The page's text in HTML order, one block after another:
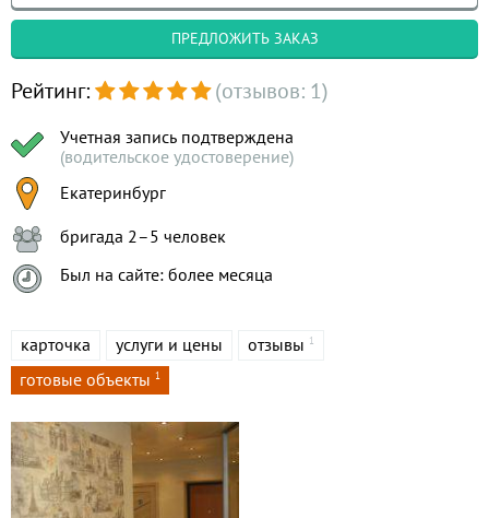
ПРЕДЛОЖИТЬ ЗАКАЗ
Рейтинг: (отзывов: 1)
Учетная запись подтверждена
(водительское удостоверение)
Екатеринбург
бригада 2–5 человек
Был на сайте: более месяца
карточка услуги и цены отзывы 1
готовые объекты 1